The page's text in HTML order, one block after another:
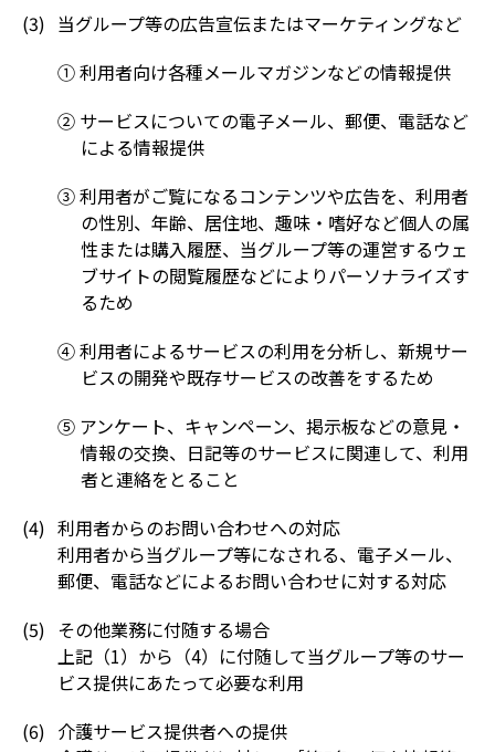
当グループ等の広告宣伝またはマーケティングなど
① 利用者向け各種メールマガジンなどの情報提供
② サービスについての電子メール、郵便、電話など
による情報提供
③ 利用者がご覧になるコンテンツや広告を、利用者
の性別、年齢、居住地、趣味・嗜好など個人の属
性または購入履歴、当グループ等の運営するウェ
ブサイトの閲覧履歴などによりパーソナライズす
るため
④ 利用者によるサービスの利用を分析し、新規サー
ビスの開発や既存サービスの改善をするため
⑤ アンケート、キャンペーン、掲示板などの意見・
情報の交換、日記等のサービスに関連して、利用
者と連絡をとること
利用者からのお問い合わせへの対応
利用者から当グループ等になされる、電子メール、
郵便、電話などによるお問い合わせに対する対応
その他業務に付随する場合
上記（1）から（4）に付随して当グループ等のサー
ビス提供にあたって必要な利用
介護サービス提供者への提供